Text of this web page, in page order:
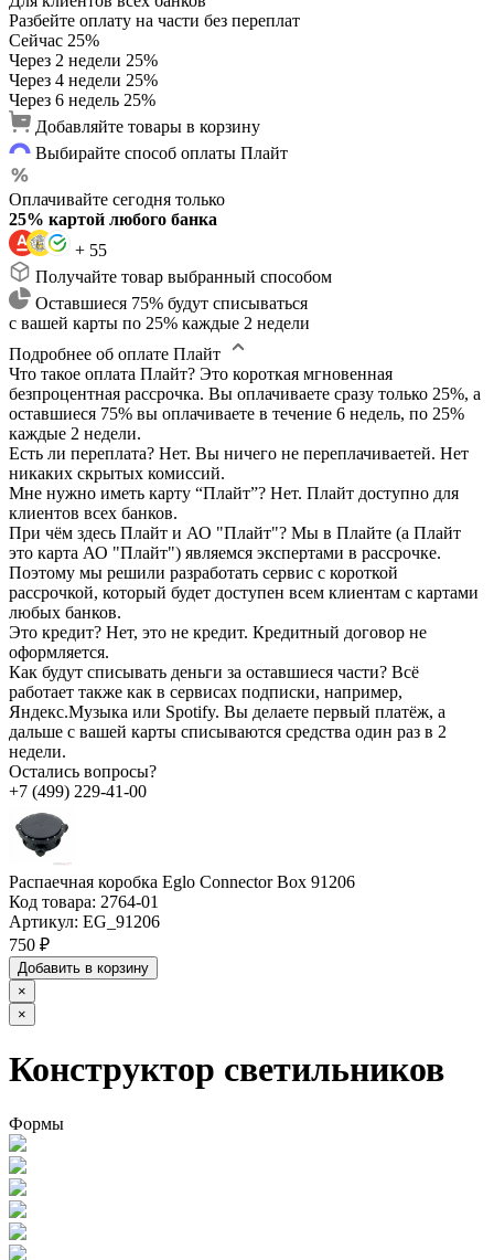
Разбейте оплату на части без переплат
Сейчас 25%
Через 2 недели 25%
Через 4 недели 25%
Через 6 недель 25%
Добавляйте товары в корзину
Выбирайте способ оплаты Плайт
Оплачивайте сегодня только
25% картой любого банка
+ 55
Получайте товар выбранный способом
Оставшиеся 75% будут списываться
с вашей карты по 25% каждые 2 недели
Подробнее об оплате Плайт
Что такое оплата Плайт? Это короткая мгновенная
безпроцентная рассрочка. Вы оплачиваете сразу только 25%, а
оставшиеся 75% вы оплачиваете в течение 6 недель, по 25%
каждые 2 недели.
Есть ли переплата? Нет. Вы ничего не переплачиваетей. Нет
никаких скрытых комиссий.
Мне нужно иметь карту “Плайт”? Нет. Плайт доступно для
клиентов всех банков.
При чём здесь Плайт и АО "Плайт"? Мы в Плайте (а Плайт
это карта АО "Плайт") являемся экспертами в рассрочке.
Поэтому мы решили разработать сервис с короткой
рассрочкой, который будет доступен всем клиентам с картами
любых банков.
Это кредит? Нет, это не кредит. Кредитный договор не
оформляется.
Как будут списывать деньги за оставшиеся части? Всё
работает также как в сервисах подписки, например,
Яндекс.Музыка или Spotify. Вы делаете первый платёж, а
дальше с вашей карты списываются средства один раз в 2
недели.
Остались вопросы?
+7 (499) 229-41-00
Распаечная коробка Eglo Connector Box 91206
Код товара: 2764-01
Артикул: EG_91206
750 ₽
Добавить в корзину
×
×
Конструктор светильников
Формы